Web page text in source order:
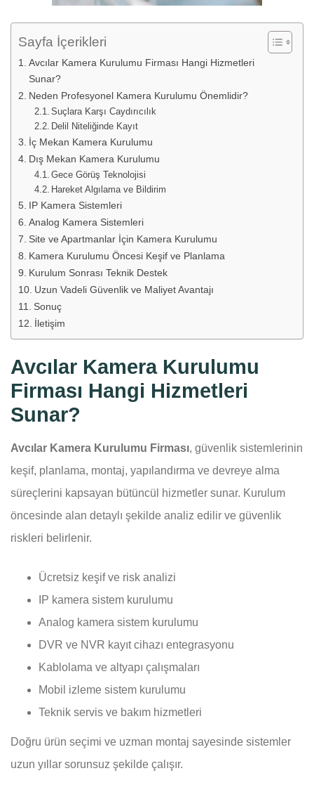
Sayfa İçerikleri
Avcılar Kamera Kurulumu Firması Hangi Hizmetleri
Sunar?
Neden Profesyonel Kamera Kurulumu Önemlidir?
Suçlara Karşı Caydırıcılık
Delil Niteliğinde Kayıt
İç Mekan Kamera Kurulumu
Dış Mekan Kamera Kurulumu
Gece Görüş Teknolojisi
Hareket Algılama ve Bildirim
IP Kamera Sistemleri
Analog Kamera Sistemleri
Site ve Apartmanlar İçin Kamera Kurulumu
Kamera Kurulumu Öncesi Keşif ve Planlama
Kurulum Sonrası Teknik Destek
Uzun Vadeli Güvenlik ve Maliyet Avantajı
Sonuç
İletişim
Avcılar Kamera Kurulumu
Firması Hangi Hizmetleri
Sunar?
Avcılar Kamera Kurulumu Firması, güvenlik sistemlerinin
keşif, planlama, montaj, yapılandırma ve devreye alma
süreçlerini kapsayan bütüncül hizmetler sunar. Kurulum
öncesinde alan detaylı şekilde analiz edilir ve güvenlik
riskleri belirlenir.
Ücretsiz keşif ve risk analizi
IP kamera sistem kurulumu
Analog kamera sistem kurulumu
DVR ve NVR kayıt cihazı entegrasyonu
Kablolama ve altyapı çalışmaları
Mobil izleme sistem kurulumu
Teknik servis ve bakım hizmetleri
Doğru ürün seçimi ve uzman montaj sayesinde sistemler
uzun yıllar sorunsuz şekilde çalışır.